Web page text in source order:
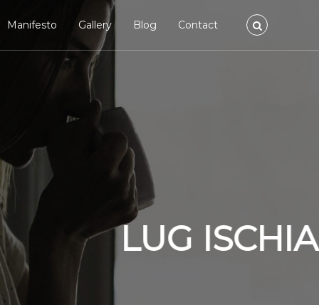
Manifesto Gallery Blog Contact